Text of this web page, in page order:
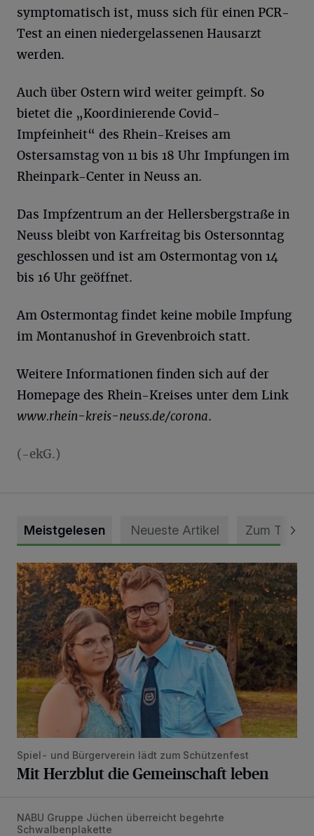
symptomatisch ist, muss sich für einen PCR-
Test an einen niedergelassenen Hausarzt
werden.
Auch über Ostern wird weiter geimpft. So
bietet die „Koordinierende Covid-
Impfeinheit“ des Rhein-Kreises am
Ostersamstag von 11 bis 18 Uhr Impfungen im
Rheinpark-Center in Neuss an.
Das Impfzentrum an der Hellersbergstraße in
Neuss bleibt von Karfreitag bis Ostersonntag
geschlossen und ist am Ostermontag von 14
bis 16 Uhr geöffnet.
Am Ostermontag findet keine mobile Impfung
im Montanushof in Grevenbroich statt.
Weitere Informationen finden sich auf der
Homepage des Rhein-Kreises unter dem Link
www.rhein-kreis-neuss.de/corona.
(-ekG.)
Meistgelesen Neueste Artikel Zum Thema
Mit Herzblut die Gemeinschaft leben
Spiel- und Bürgerverein lädt zum Schützenfest
Mit Herzblut die Gemeinschaft leben
Vorbildlicher Einsatz für den Artenschutz gewürdigt
NABU Gruppe Jüchen überreicht begehrte
Schwalbenplakette